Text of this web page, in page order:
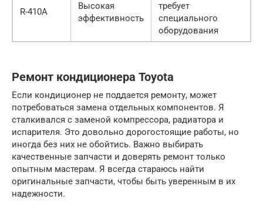
R-410A
Высокая
эффективность
требует
специального
оборудования
Ремонт кондиционера Toyota
Если кондиционер не поддается ремонту, может
потребоваться замена отдельных компонентов. Я
сталкивался с заменой компрессора, радиатора и
испарителя. Это довольно дорогостоящие работы, но
иногда без них не обойтись. Важно выбирать
качественные запчасти и доверять ремонт только
опытным мастерам. Я всегда стараюсь найти
оригинальные запчасти, чтобы быть уверенным в их
надежности.